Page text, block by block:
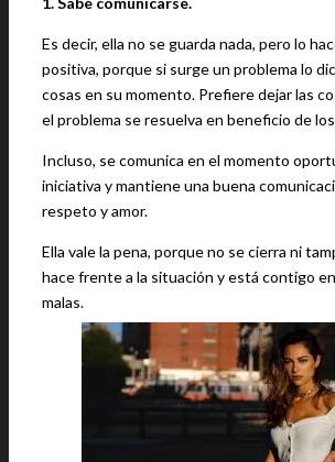
Es decir, ella no se guarda nada, pero lo
positiva, porque si surge un problema lo
cosas en su momento. Prefiere dejar las
el problema se resuelva en beneficio de
Incluso, se comunica en el momento
iniciativa y mantiene una buena
respeto y amor.
Ella vale la pena, porque no se cierra ni
hace frente a la situación y está contigo
malas.